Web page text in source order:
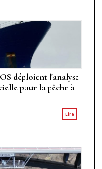
déploient l'analyse
pour la pêche à
Lire